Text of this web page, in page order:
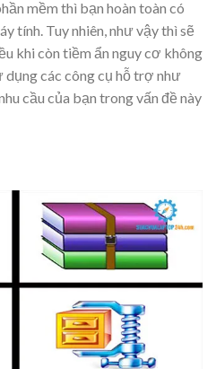
mềm thì bạn hoàn toàn có
tính. Tuy nhiên, như vậy thì sẽ
khi còn tiềm ẩn nguy cơ không
các công cụ hỗ trợ như
cầu của bạn trong vấn đề này